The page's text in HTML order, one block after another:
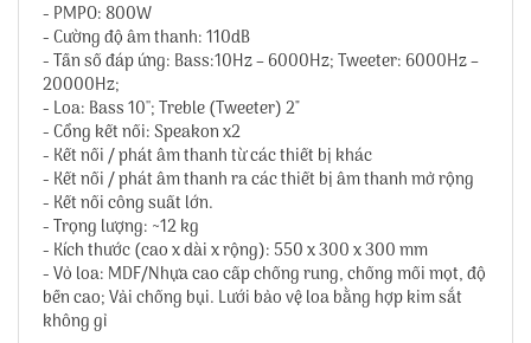
- PMPO: 800W
- Cường độ âm thanh: 110dB
- Tần số đáp ứng: Bass:10Hz – 6000Hz; Tweeter: 6000Hz –
20000Hz;
- Loa: Bass 10''; Treble (Tweeter) 2"
- Cổng kết nối: Speakon x2
- Kết nối / phát âm thanh từ các thiết bị khác
- Kết nối / phát âm thanh ra các thiết bị âm thanh mở rộng
- Kết nối công suất lớn.
- Trọng lượng: ~12 kg
- Kích thước (cao x dài x rộng): 550 x 300 x 300 mm
- Vỏ loa: MDF/Nhựa cao cấp chống rung, chống mối mọt, độ
bền cao; Vải chống bụi. Lưới bảo vệ loa bằng hợp kim sắt
không gỉ